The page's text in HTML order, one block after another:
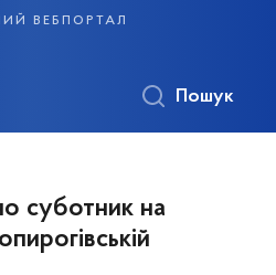
вебпортал
Пошук
суботник на